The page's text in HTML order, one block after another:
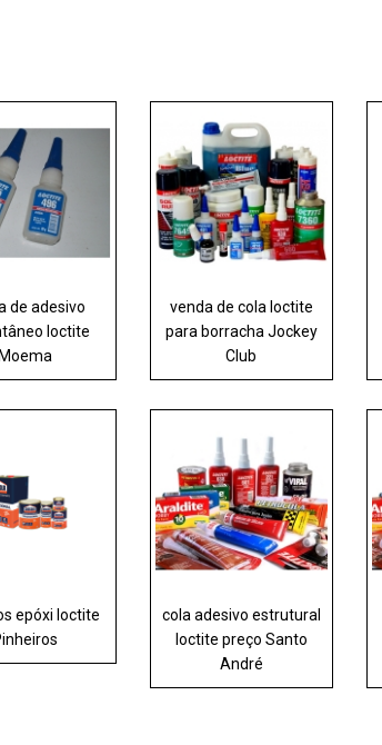
de adesivo
loctite
Moema
venda de cola loctite
para borracha Jockey
Club
epóxi loctite
cola adesivo estrutural
loctite preço Santo
André